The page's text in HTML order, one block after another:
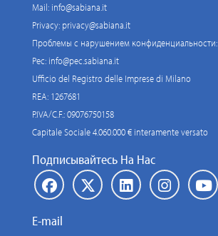
Mail: info@sabiana.it
Privacy: privacy@sabiana.it
Проблемы с нарушением конфиденциальности:
Pec: info@pec.sabiana.it
Ufficio del Registro delle Imprese di Milano
REA: 1267681
P.IVA/C.F.: 09076750158
Capitale Sociale 4.060.000 € interamente versato
Подписывайтесь На Нас
E-mail